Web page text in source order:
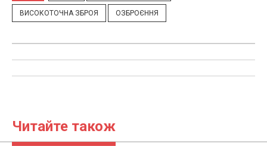
ВИСОКОТОЧНА ЗБРОЯ ОЗБРОЄННЯ
Читайте також